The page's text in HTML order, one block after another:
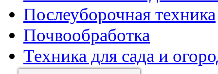
Послеуборочная техника
Почвообработка
Техника для сада и